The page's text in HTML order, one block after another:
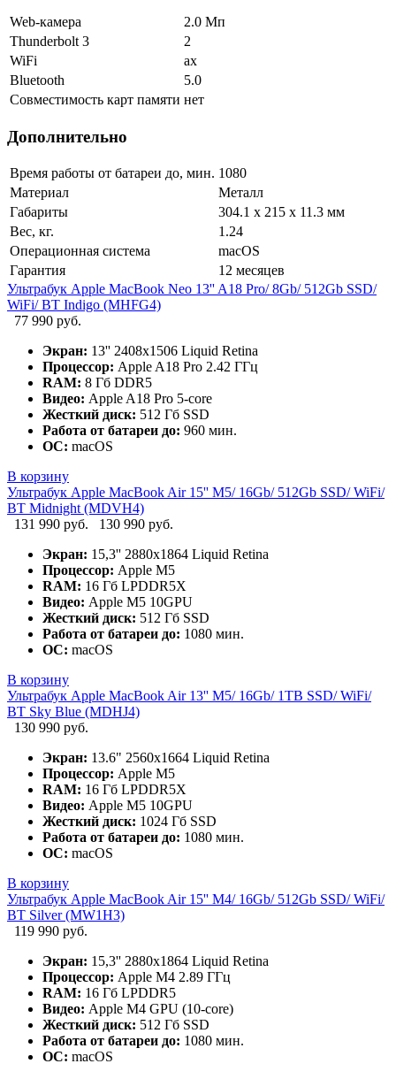
Web-камера
2.0 Мп
Thunderbolt 3
2
WiFi
ax
Bluetooth
5.0
Совместимость карт памяти нет
Дополнительно
Время работы от батареи до, мин. 1080
Материал
Металл
Габариты
304.1 x 215 x 11.3 мм
Вес, кг.
1.24
Операционная система
macOS
Гарантия
12 месяцев
Ультрабук Apple MacBook Neo 13'' A18 Pro/ 8Gb/ 512Gb SSD/
WiFi/ BT Indigo (MHFG4)
77 990 руб.
Экран: 13'' 2408x1506 Liquid Retina
Процессор: Apple A18 Pro 2.42 ГГц
RAM: 8 Гб DDR5
Видео: Apple A18 Pro 5-core
Жесткий диск: 512 Гб SSD
Работа от батареи до: 960 мин.
ОС: macOS
В корзину
Ультрабук Apple MacBook Air 15'' M5/ 16Gb/ 512Gb SSD/ WiFi/
BT Midnight (MDVH4)
131 990 руб.
130 990 руб.
Экран: 15,3'' 2880x1864 Liquid Retina
Процессор: Apple M5
RAM: 16 Гб LPDDR5X
Видео: Apple M5 10GPU
Жесткий диск: 512 Гб SSD
Работа от батареи до: 1080 мин.
ОС: macOS
В корзину
Ультрабук Apple MacBook Air 13'' M5/ 16Gb/ 1TB SSD/ WiFi/
BT Sky Blue (MDHJ4)
130 990 руб.
Экран: 13.6" 2560x1664 Liquid Retina
Процессор: Apple M5
RAM: 16 Гб LPDDR5X
Видео: Apple M5 10GPU
Жесткий диск: 1024 Гб SSD
Работа от батареи до: 1080 мин.
ОС: macOS
В корзину
Ультрабук Apple MacBook Air 15'' M4/ 16Gb/ 512Gb SSD/ WiFi/
BT Silver (MW1H3)
119 990 руб.
Экран: 15,3'' 2880x1864 Liquid Retina
Процессор: Apple M4 2.89 ГГц
RAM: 16 Гб LPDDR5
Видео: Apple M4 GPU (10-core)
Жесткий диск: 512 Гб SSD
Работа от батареи до: 1080 мин.
ОС: macOS